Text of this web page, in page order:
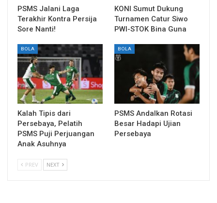
PSMS Jalani Laga
Terakhir Kontra Persija
Sore Nanti!
KONI Sumut Dukung
Turnamen Catur Siwo
PWI-STOK Bina Guna
BOLA
Kalah Tipis dari
Persebaya, Pelatih
PSMS Puji Perjuangan
Anak Asuhnya
BOLA
PSMS Andalkan Rotasi
Besar Hadapi Ujian
Persebaya
PREV NEXT